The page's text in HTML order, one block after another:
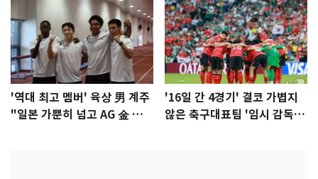
'역대 최고 멤버' 육상 男 계주
"일본 가뿐히 넘고 AG 金 따겠
'16일 간 4경기' 결코 가볍지
않은 축구대표팀 '임시 감독'